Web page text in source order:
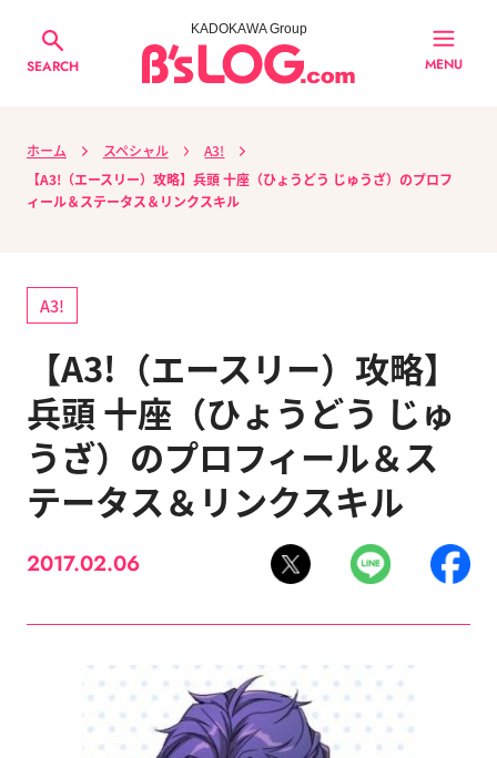
SEARCH
KADOKAWA Group
MENU
ホーム スペシャル
A3!
【A3!（エースリー）攻略】兵頭 十座（ひょうどう じゅうざ）のプロフ
ィール＆ステータス＆リンクスキル
A3!
【A3!（エースリー）攻略】
兵頭 十座（ひょうどう じゅ
うざ）のプロフィール＆ス
テータス＆リンクスキル
2017.02.06